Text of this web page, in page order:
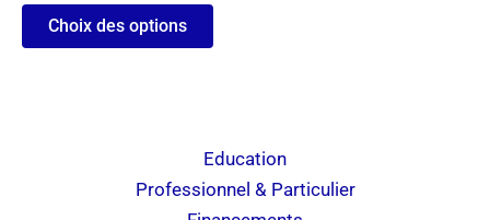
Choix des options
page
du
Education
Professionnel & Particulier